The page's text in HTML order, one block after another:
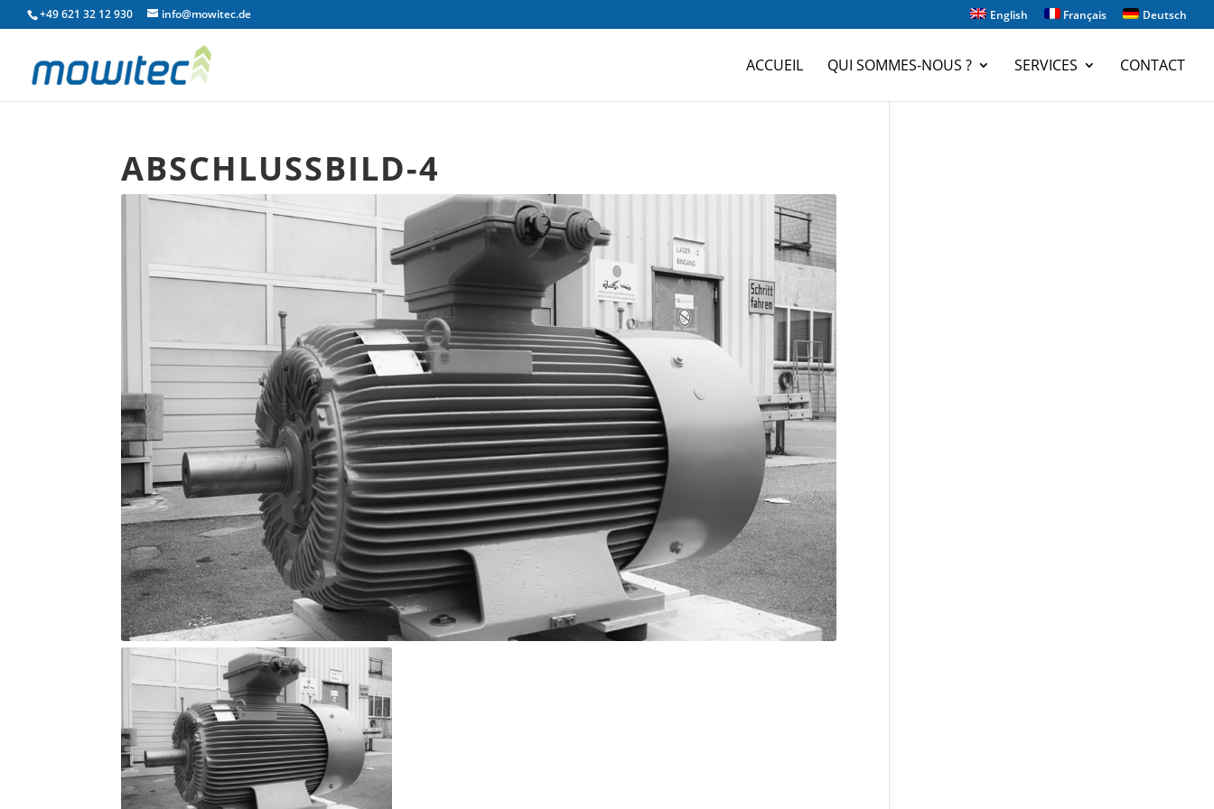
+49 621 32 12 930 info@mowitec.de English Français Deutsch
ACCUEIL QUI SOMMES-NOUS ? SERVICES CONTACT
ABSCHLUSSBILD-4